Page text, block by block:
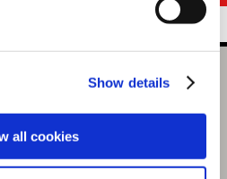
Show details
all cookies
テッカー 世代ミニキャラ
選択中の商品
世代ミニキャラ
商品を選びなおす